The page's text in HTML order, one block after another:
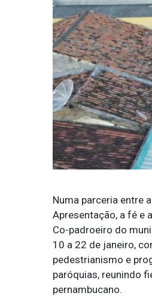
Numa parceria entre
Apresentação, a fé e
Co-padroeiro do
10 a 22 de janeiro,
pedestrianismo e
paróquias, reunindo
pernambucano.